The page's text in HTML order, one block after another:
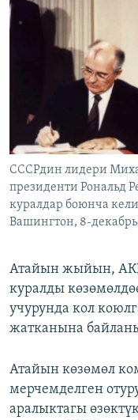
ЭЖЕ-СИҢДИЛЕР
АЗАТТЫК+
ЫҢГАЙСЫЗ СУРООЛОР
ОНЛАЙН ШЕРИНЕ
ЭЕ/АРнун бардык
CCCРдин лидери
президенти Рональд
куралдар боюнча
Вашингтон, 8-
Атайын жыйын,
куралды
учурунда кол
жатканына
Атайын көзөмөл
мерчемделген
аралыктагы